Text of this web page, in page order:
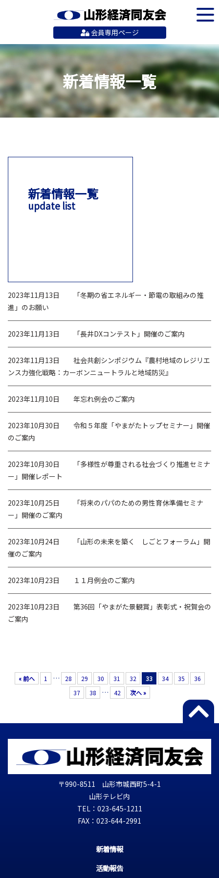
会員専用ページ
新着情報一覧
新着情報一覧
update list
2023年11月13日
「冬期の省エネルギー・節電の取組みの推
進」のお願い
2023年11月13日 「長井DXコンテスト」開催のご案内
2023年11月13日
社会共創シンポジウム『農村地域のレジリエ
ンス力強化戦略：カーボンニュートラルと地域防災』
2023年11月10日 年忘れ例会のご案内
2023年10月30日
令和５年度「やまがたトップセミナー」開催
のご案内
2023年10月30日
「多様性が尊重される社会づくり推進セミナ
ー」開催レポート
2023年10月25日
「将来のパパのための男性育休準備セミナ
ー」開催のご案内
2023年10月24日
「山形の未来を築く しごとフォーラム」開
催のご案内
2023年10月23日 １１月例会のご案内
2023年10月23日
第36回「やまがた景観賞」表彰式・祝賀会の
ご案内
« 前へ 1 … 28 29 30 31 32 33 34 35
36
37
38 … 42 次へ »
〒990-8511 山形市城西町5-4-1
山形テレビ内
TEL：023-645-1211
FAX：023-644-2991
新着情報
活動報告